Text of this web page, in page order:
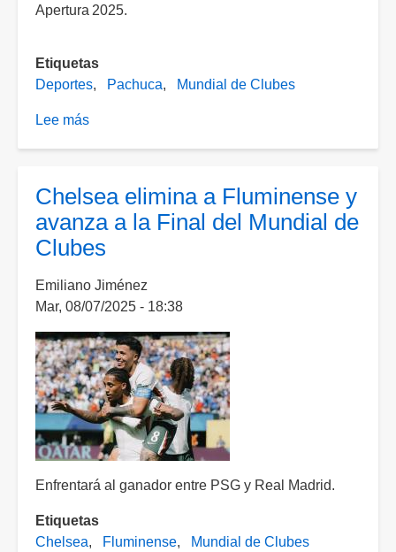
Apertura 2025.
Etiquetas
Deportes
Pachuca Mundial de Clubes
Lee más
Pachuca
tras
un
Mundial
de
Clubes
2025?
Chelsea elimina a Fluminense y
avanza a la Final del Mundial de
Clubes
Emiliano Jiménez
Mar, 08/07/2025 - 18:38
Enfrentará al ganador entre PSG y Real Madrid.
Etiquetas
Chelsea
Fluminense Mundial de Clubes